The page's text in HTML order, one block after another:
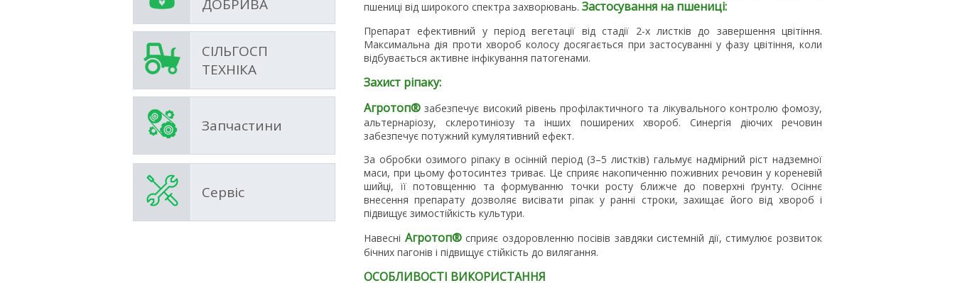
ДОБРИВА
СІЛЬГОСП
ТЕХНІКА
Запчастини
Сервіс
пшениці від широкого спектра захворювань. Застосування на пшениці:
Препарат ефективний у період вегетації від стадії 2-х листків до завершення цвітіння.
Максимальна дія проти хвороб колосу досягається при застосуванні у фазу цвітіння, коли
відбувається активне інфікування патогенами.
Захист ріпаку:
Агротоп® забезпечує високий рівень профілактичного та лікувального контролю фомозу,
альтернаріозу, склеротиніозу та інших поширених хвороб. Синергія діючих речовин
забезпечує потужний кумулятивний ефект.
За обробки озимого ріпаку в осінній період (3–5 листків) гальмує надмірний ріст надземної
маси, при цьому фотосинтез триває. Це сприяє накопиченню поживних речовин у кореневій
шийці, її потовщенню та формуванню точки росту ближче до поверхні ґрунту. Осіннє
внесення препарату дозволяє висівати ріпак у ранні строки, захищає його від хвороб і
підвищує зимостійкість культури.
Навесні Агротоп®сприяє оздоровленню посівів завдяки системній дії, стимулює розвиток
бічних пагонів і підвищує стійкість до вилягання.
ОСОБЛИВОСТІ ВИКОРИСТАННЯ